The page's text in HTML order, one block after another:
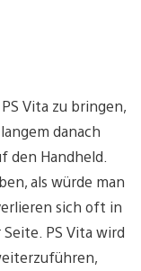
Vita zu bringen,
danach
den Handheld.
als würde man
sich oft in
PS Vita wird